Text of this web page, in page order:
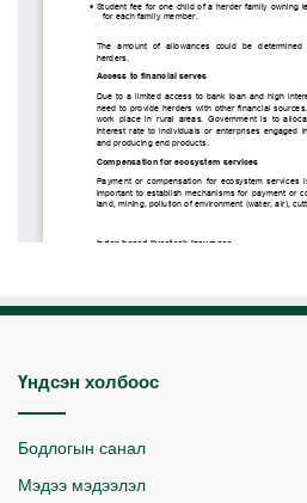
Үндсэн холбоос
Бодлогын санал
Мэдээ мэдээлэл